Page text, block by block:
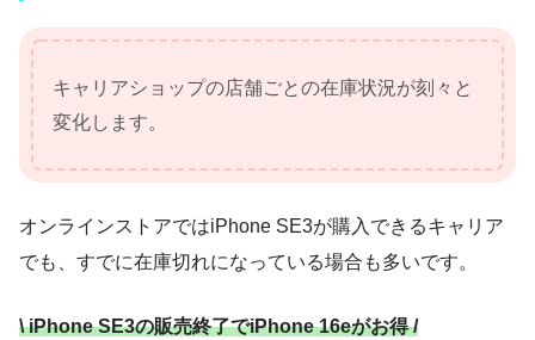
キャリアショップの店舗ごとの在庫状況が刻々と
変化します。
オンラインストアではiPhone SE3が購入できるキャリア
でも、すでに在庫切れになっている場合も多いです。
\ iPhone SE3の販売終了でiPhone 16eがお得 /